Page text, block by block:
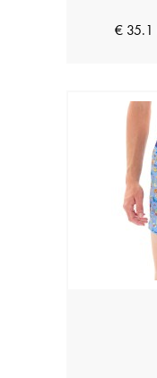
€ 35.1